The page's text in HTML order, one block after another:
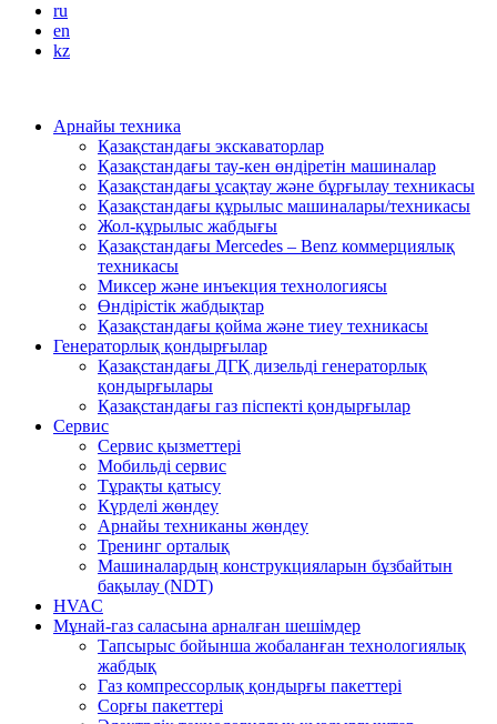
ru
en
kz
Арнайы техника
Қазақстандағы экскаваторлар
Қазақстандағы тау-кен өндіретін машиналар
Қазақстандағы ұсақтау және бұрғылау техникасы
Қазақстандағы құрылыс машиналары/техникасы
Жол-құрылыс жабдығы
Қазақстандағы Mercedes – Benz коммерциялық
техникасы
Миксер және инъекция технологиясы
Өндірістік жабдықтар
Қазақстандағы қойма және тиеу техникасы
Генераторлық қондырғылар
Қазақстандағы ДГҚ дизельді генераторлық
қондырғылары
Қазақстандағы газ піспекті қондырғылар
Сервис
Сервис қызметтері
Мобильді сервис
Тұрақты қатысу
Күрделі жөндеу
Арнайы техниканы жөндеу
Тренинг орталық
Машиналардың конструкцияларын бұзбайтын
бақылау (NDT)
HVAC
Мұнай-газ саласына арналған шешімдер
Тапсырыс бойынша жобаланған технологиялық
жабдық
Газ компрессорлық қондырғы пакеттері
Сорғы пакеттері